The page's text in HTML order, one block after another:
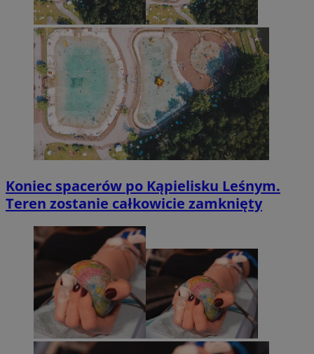
Koniec spacerów po Kąpielisku Leśnym.
Teren zostanie całkowicie zamknięty